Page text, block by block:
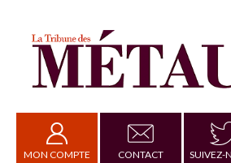
MON COMPTE CONTACT SUIVEZ-